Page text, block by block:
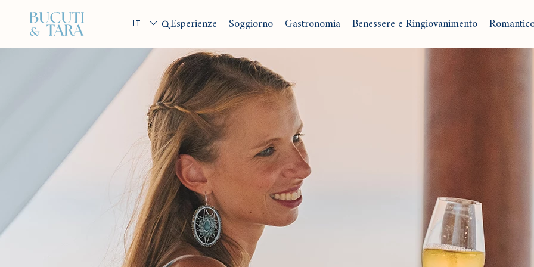
Esperienze Soggiorno Gastronomia Benessere e Ringiovanimento